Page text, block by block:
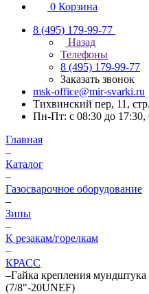
0 Корзина
8 (495) 179-99-77
Назад
Телефоны
8 (495) 179-99-77
Заказать звонок
msk-office@mir-svarki.ru
Тихвинский пер, 11,
Пн-Пт: с 08:30 до
Главная
–
Каталог
–
Газосварочное оборудование
–
Зипы
–
К резакам/горелкам
–
КРАСС
–Гайка крепления мундштука
(7/8"-20UNEF)